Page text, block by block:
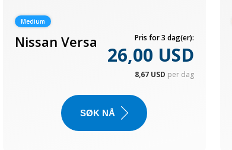
Medium
Nissan Versa Pris for 3 dag(er):
26,00 USD
8,67 USD per dag
SØK NÅ